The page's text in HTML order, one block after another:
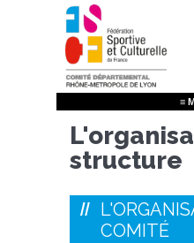
Aller
au
contenu
principal
≡
structure
COMITÉ